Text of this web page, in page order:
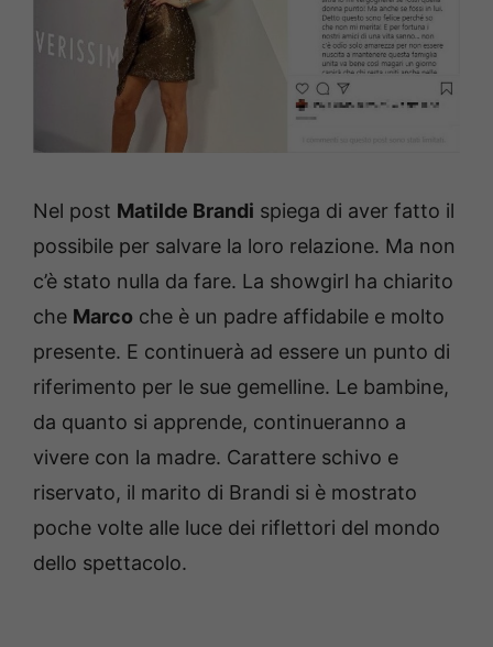
Nel post Matilde Brandi spiega di aver fatto il
possibile per salvare la loro relazione. Ma non
c’è stato nulla da fare. La showgirl ha chiarito
che Marco che è un padre affidabile e molto
presente. E continuerà ad essere un punto di
riferimento per le sue gemelline. Le bambine,
da quanto si apprende, continueranno a
vivere con la madre. Carattere schivo e
riservato, il marito di Brandi si è mostrato
poche volte alle luce dei riflettori del mondo
dello spettacolo.